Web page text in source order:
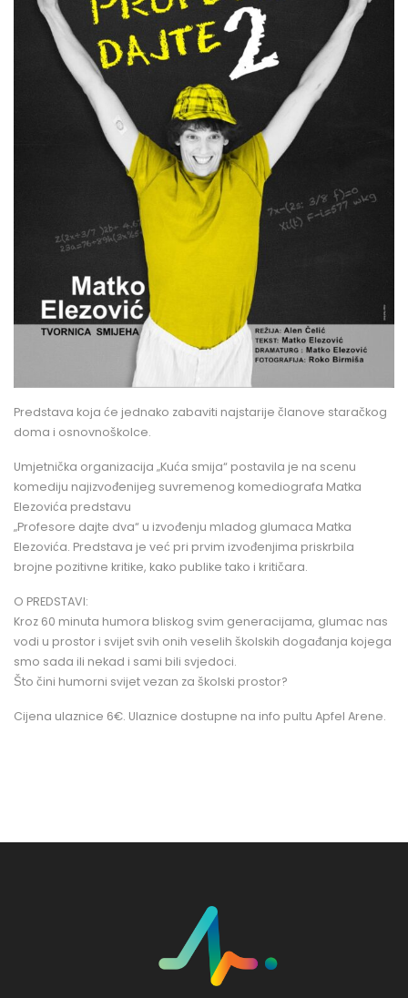
Predstava koja će jednako zabaviti najstarije članove staračkog
doma i osnovnoškolce.
Umjetnička organizacija „Kuća smija“ postavila je na scenu
komediju najizvođenijeg suvremenog komediografa Matka
Elezovića predstavu
„Profesore dajte dva“ u izvođenju mladog glumaca Matka
Elezovića. Predstava je već pri prvim izvođenjima priskrbila
brojne pozitivne kritike, kako publike tako i kritičara.
O PREDSTAVI:
Kroz 60 minuta humora bliskog svim generacijama, glumac nas
vodi u prostor i svijet svih onih veselih školskih događanja kojega
smo sada ili nekad i sami bili svjedoci.
Što čini humorni svijet vezan za školski prostor?
Cijena ulaznice 6€. Ulaznice dostupne na info pultu Apfel Arene.